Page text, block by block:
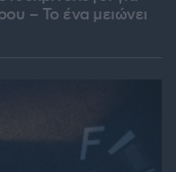
– Το ένα μειώνει